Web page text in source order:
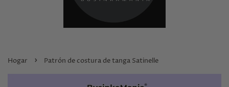
Hogar › Patrón de costura de tanga Satinelle